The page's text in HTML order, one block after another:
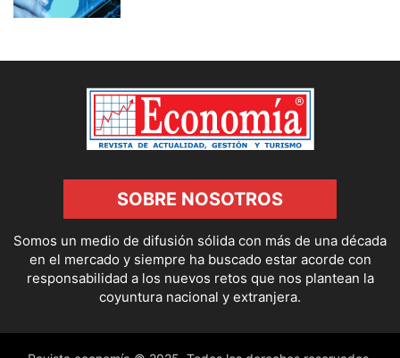
SOBRE NOSOTROS
Somos un medio de difusión sólida con más de una década
en el mercado y siempre ha buscado estar acorde con
responsabilidad a los nuevos retos que nos plantean la
coyuntura nacional y extranjera.